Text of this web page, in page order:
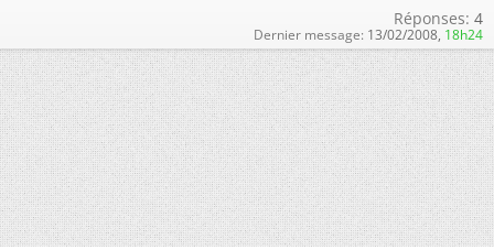
Réponses: 4
Dernier message: 13/02/2008, 18h24